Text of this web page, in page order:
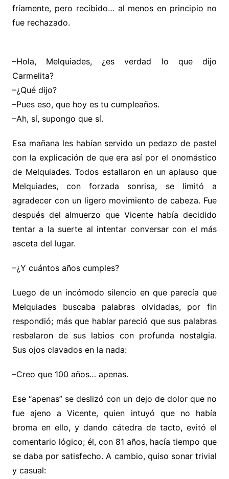
fríamente, pero recibido… al menos en principio no
fue rechazado.
–Hola, Melquiades, ¿es verdad lo que dijo
Carmelita?
–¿Qué dijo?
–Pues eso, que hoy es tu cumpleaños.
–Ah, sí, supongo que sí.
Esa mañana les habían servido un pedazo de pastel
con la explicación de que era así por el onomástico
de Melquiades. Todos estallaron en un aplauso que
Melquiades, con forzada sonrisa, se limitó a
agradecer con un ligero movimiento de cabeza. Fue
después del almuerzo que Vicente había decidido
tentar a la suerte al intentar conversar con el más
asceta del lugar.
–¿Y cuántos años cumples?
Luego de un incómodo silencio en que parecía que
Melquiades buscaba palabras olvidadas, por fin
respondió; más que hablar pareció que sus palabras
resbalaron de sus labios con profunda nostalgia.
Sus ojos clavados en la nada:
–Creo que 100 años… apenas.
Ese “apenas” se deslizó con un dejo de dolor que no
fue ajeno a Vicente, quien intuyó que no había
broma en ello, y dando cátedra de tacto, evitó el
comentario lógico; él, con 81 años, hacía tiempo que
se daba por satisfecho. A cambio, quiso sonar trivial
y casual: